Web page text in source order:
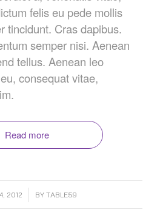
felis eu pede mollis
tincidunt. Cras dapibus.
semper nisi. Aenean
tellus. Aenean leo
consequat vitae,
Read more
2012 BY TABLE59